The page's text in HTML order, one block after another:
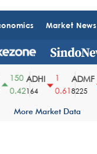
Market News
150
0.42
ADHI
164
0.61
ADMF
8225
More Market Data